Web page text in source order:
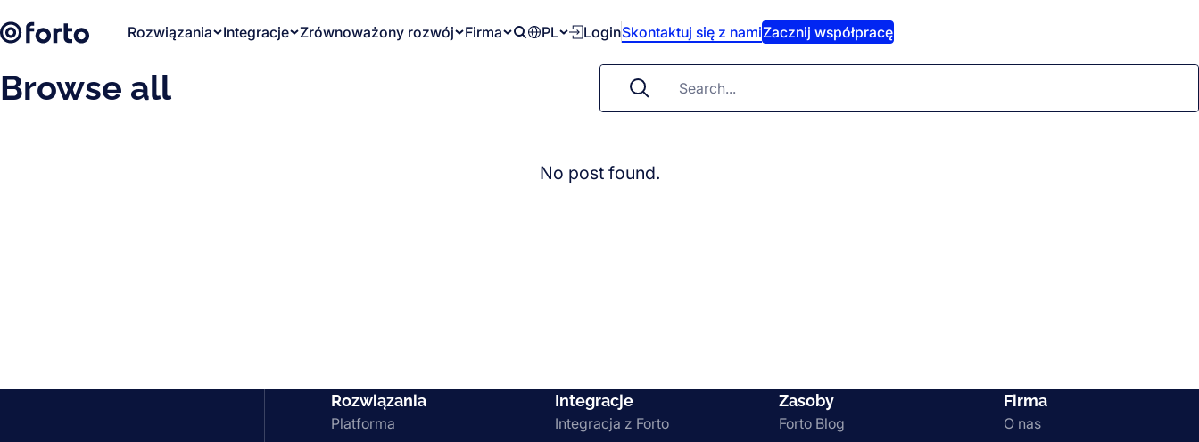
Rozwiązania Integracje Zrównoważony rozwój
Firma
PL LoginSkontaktuj się z namiZacznij współpracę
Browse all
No post found.
Rozwiązania
Platforma
Integracje
Integracja z Forto
Zasoby
Forto Blog
Firma
O nas